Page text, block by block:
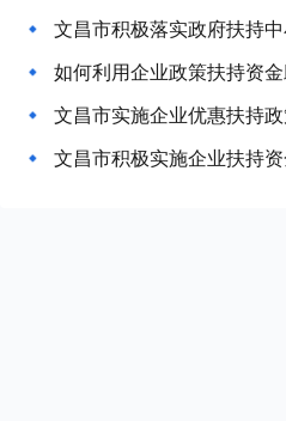
文昌市积极落实政府扶持
如何利用企业政策扶持资
文昌市实施企业优惠扶持
文昌市积极实施企业扶持